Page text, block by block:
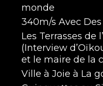
monde
340m/s Avec
Les Terrasses de
(Interview
et le maire de la
Ville à Joie à La